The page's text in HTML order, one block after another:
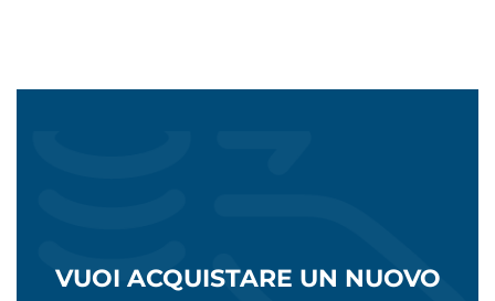
VUOI ACQUISTARE UN NUOVO